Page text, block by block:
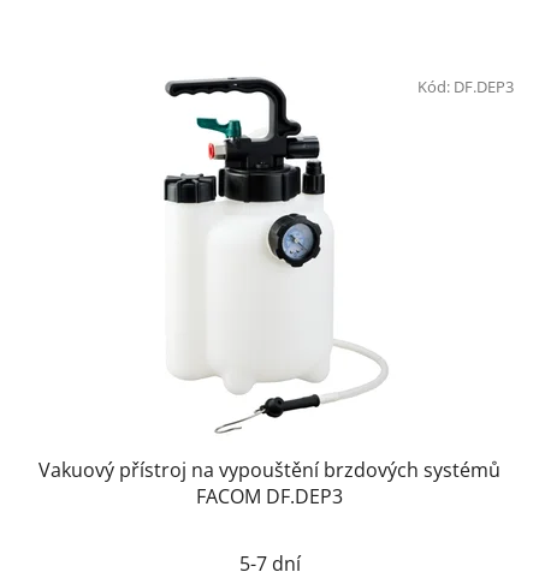
Vakuový přístroj na vypouštění brzdových systémů
FACOM DF.DEP3
5-7 dní
Kód: DF.DEP3